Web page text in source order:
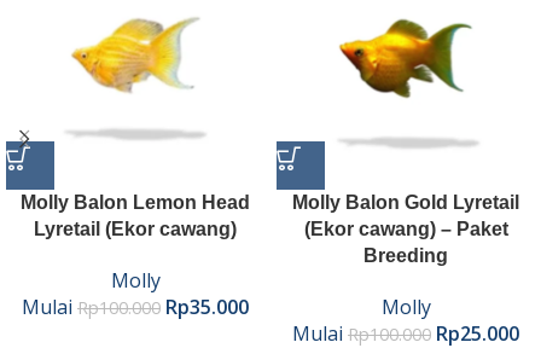
Molly Balon Lemon Head
Lyretail (Ekor cawang)
Molly
Mulai Rp100.000 Rp35.000
Molly Balon Gold Lyretail
(Ekor cawang) – Paket
Breeding
Molly
Mulai Rp100.000 Rp25.000